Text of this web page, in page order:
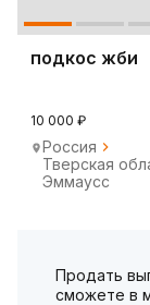
подкос жби
10 000 ₽
Россия
Тверская
Эммаусс
Продать
сможете в